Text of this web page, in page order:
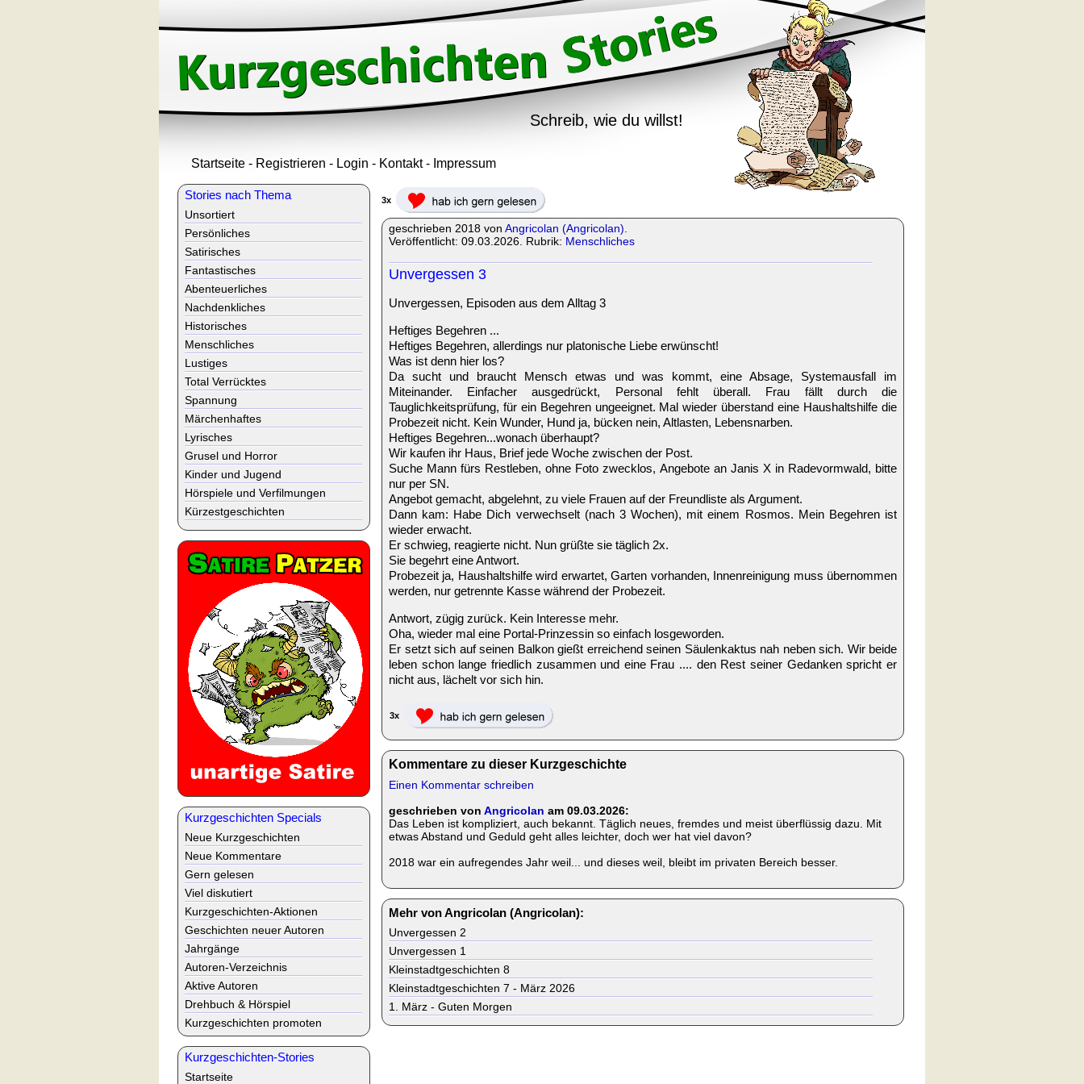
Schreib, wie du willst!
Startseite - Registrieren - Login - Kontakt- Impressum
3x
geschrieben 2018 von Angricolan (Angricolan)
Veröffentlicht: 09.03.2026. Rubrik: Menschliches
Unvergessen 3
Unvergessen, Episoden aus dem Alltag 3
Heftiges Begehren ...
Heftiges Begehren, allerdings nur platonische Liebe erwünscht!
Was ist denn hier los?
Da sucht und braucht Mensch etwas und was kommt, eine Absage, Systemausfall im
Miteinander. Einfacher ausgedrückt, Personal fehlt überall. Frau fällt durch die
Tauglichkeitsprüfung, für ein Begehren ungeeignet. Mal wieder überstand eine Haushaltshilfe die
Probezeit nicht. Kein Wunder, Hund ja, bücken nein, Altlasten, Lebensnarben.
Heftiges Begehren...wonach überhaupt?
Wir kaufen ihr Haus, Brief jede Woche zwischen der Post.
Suche Mann fürs Restleben, ohne Foto zwecklos, Angebote an Janis X in Radevormwald, bitte
nur per SN.
Angebot gemacht, abgelehnt, zu viele Frauen auf der Freundliste als Argument.
Dann kam: Habe Dich verwechselt (nach 3 Wochen), mit einem Rosmos. Mein Begehren ist
wieder erwacht.
Er schwieg, reagierte nicht. Nun grüßte sie täglich 2x.
Sie begehrt eine Antwort.
Probezeit ja, Haushaltshilfe wird erwartet, Garten vorhanden, Innenreinigung muss übernommen
werden, nur getrennte Kasse während der Probezeit.
Antwort, zügig zurück. Kein Interesse mehr.
Oha, wieder mal eine Portal-Prinzessin so einfach losgeworden.
Er setzt sich auf seinen Balkon gießt erreichend seinen Säulenkaktus nah neben sich. Wir beide
leben schon lange friedlich zusammen und eine Frau .... den Rest seiner Gedanken spricht er
nicht aus, lächelt vor sich hin.
3x
Kommentare zu dieser Kurzgeschichte
Einen Kommentar schreiben
geschrieben von Angricolan am 09.03.2026:
Das Leben ist kompliziert, auch bekannt. Täglich neues, fremdes und meist überflüssig dazu. Mit
etwas Abstand und Geduld geht alles leichter, doch wer hat viel davon?
2018 war ein aufregendes Jahr weil... und dieses weil, bleibt im privaten Bereich besser.
Mehr von Angricolan (Angricolan):
Unvergessen 2
Unvergessen 1
Kleinstadtgeschichten 8
Kleinstadtgeschichten 7 - März 2026
1. März - Guten Morgen
Stories nach Thema
Unsortiert
Persönliches
Satirisches
Fantastisches
Abenteuerliches
Nachdenkliches
Historisches
Menschliches
Lustiges
Total Verrücktes
Spannung
Märchenhaftes
Lyrisches
Grusel und Horror
Kinder und Jugend
Hörspiele und Verfilmungen
Kürzestgeschichten
Kurzgeschichten Specials
Neue Kurzgeschichten
Neue Kommentare
Gern gelesen
Viel diskutiert
Kurzgeschichten-Aktionen
Geschichten neuer Autoren
Jahrgänge
Autoren-Verzeichnis
Aktive Autoren
Drehbuch & Hörspiel
Kurzgeschichten promoten
Kurzgeschichten-Stories
Startseite